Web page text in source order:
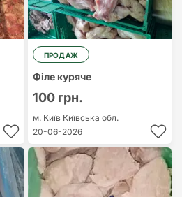
ПРОДАЖ
Філе куряче
100 грн.
м. Київ Київська обл.
20-06-2026